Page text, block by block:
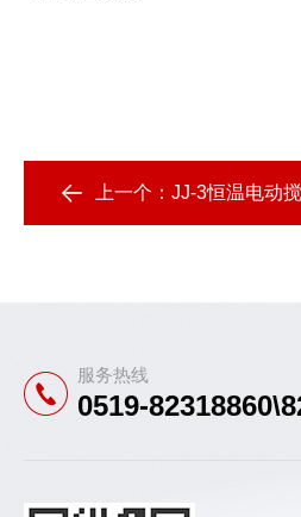
上一个： JJ-3恒温电动
服务热线
0519-